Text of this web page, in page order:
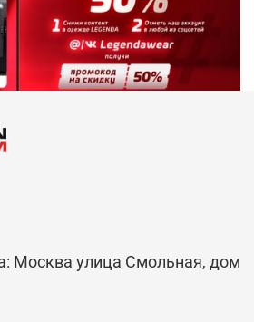
Москва улица Смольная, дом